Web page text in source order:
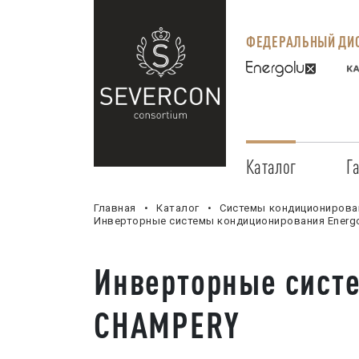
ФЕДЕРАЛЬНЫЙ
Каталог
Главная Каталог Системы
Инверторные системы кондиционирования
Инверторные
CHAMPERY